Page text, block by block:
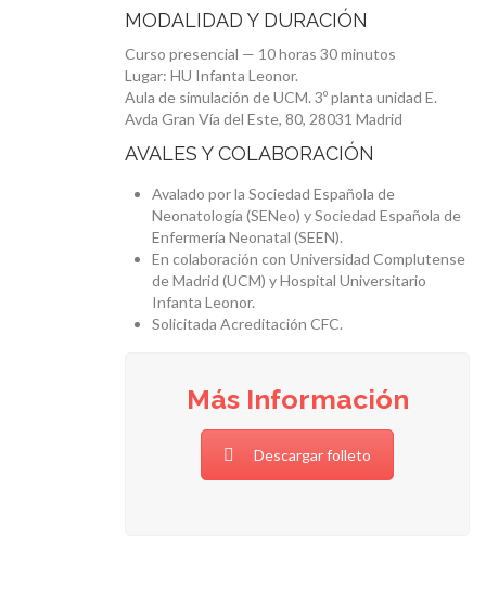
MODALIDAD Y DURACIÓN
Curso presencial — 10 horas 30 minutos
Lugar: HU Infanta Leonor.
Aula de simulación de UCM. 3º planta unidad E.
Avda Gran Vía del Este, 80, 28031 Madrid
AVALES Y COLABORACIÓN
Avalado por la Sociedad Española de
Neonatología (SENeo) y Sociedad Española de
Enfermería Neonatal (SEEN).
En colaboración con Universidad Complutense
de Madrid (UCM) y Hospital Universitario
Infanta Leonor.
Solicitada Acreditación CFC.
Más Información
Descargar folleto